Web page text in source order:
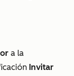
a la
Invitar